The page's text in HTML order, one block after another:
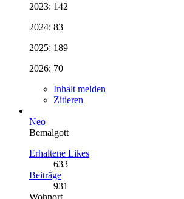
2023: 142
2024: 83
2025: 189
2026: 70
Inhalt melden
Zitieren
Neo
Bemalgott
Erhaltene Likes
633
Beiträge
931
Wohnort